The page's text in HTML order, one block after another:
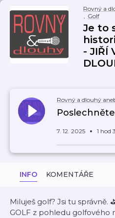
Rovný a
, Golf
Je to
- JIŘÍ
Rovný a dlouhý
7. 12. 2025 1 hod
INFO KOMENTÁŘE
Miluješ golf? Jsi tu správně.
GOLF z pohledu golfového